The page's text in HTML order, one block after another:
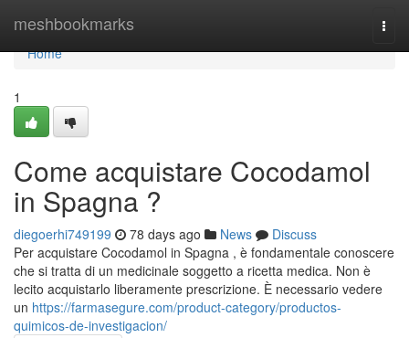
meshbookmarks
Home
Home
1
Come acquistare Cocodamol
in Spagna ?
diegoerhi749199 78 days ago News
Discuss
Per acquistare Cocodamol in Spagna , è fondamentale conoscere
che si tratta di un medicinale soggetto a ricetta medica. Non è
lecito acquistarlo liberamente prescrizione. È necessario vedere
un https://farmasegure.com/product-category/productos-
quimicos-de-investigacion/